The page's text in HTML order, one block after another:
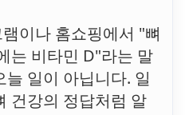
이나 홈쇼핑에서 "뼈
는 비타민 D"라는 말
일이 아닙니다. 일
건강의 정답처럼 알